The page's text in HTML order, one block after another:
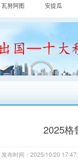
瓦努阿图 安提瓜
2025格
发布时间：2025/10/20